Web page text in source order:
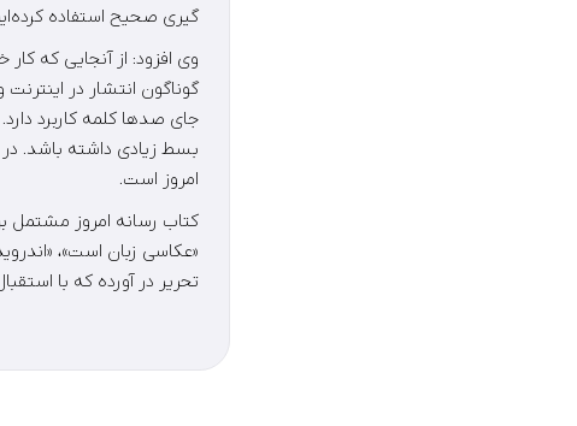
گیری صحیح استفاده
وی افزود: از آنجایی که
گوناگون انتشار در
جای صدها کلمه کاربرد
بسط زیادی داشته باشد. در
امروز است.
تحریر در آورده که با